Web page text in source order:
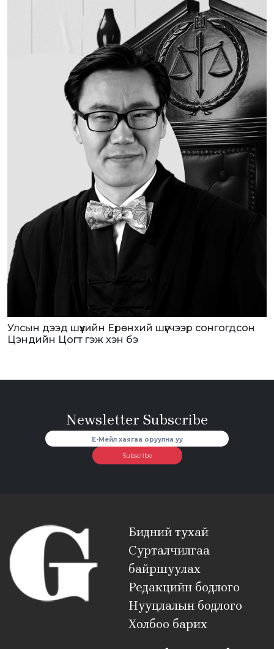
Улсын дээд шүүхийн Ерөнхий шүүгчээр сонгогдсон
Цэндийн Цогт гэж хэн бэ
Newsletter Subscribe
Subscribe
Бидний тухай
Сурталчилгаа
байршуулах
Редакцийн бодлого
Нууцлалын бодлого
Холбоо барих